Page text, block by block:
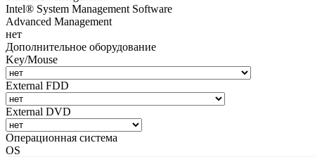
Intel® System Management Software
Advanced Management
нет
Дополнительное оборудование
Key/Mouse
External FDD
External DVD
Операционная система
OS